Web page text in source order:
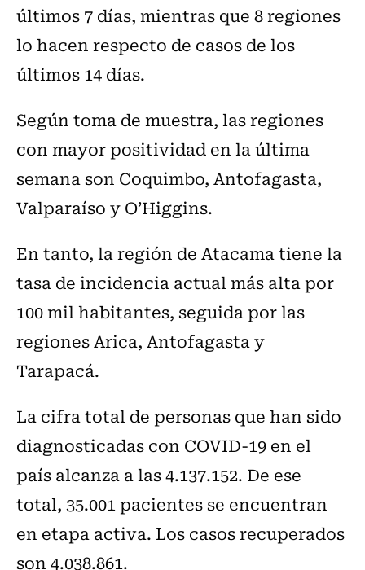
últimos 7 días, mientras que 8 regiones
lo hacen respecto de casos de los
últimos 14 días.
Según toma de muestra, las regiones
con mayor positividad en la última
semana son Coquimbo, Antofagasta,
Valparaíso y O’Higgins.
En tanto, la región de Atacama tiene la
tasa de incidencia actual más alta por
100 mil habitantes, seguida por las
regiones Arica, Antofagasta y
Tarapacá.
La cifra total de personas que han sido
diagnosticadas con COVID-19 en el
país alcanza a las 4.137.152. De ese
total, 35.001 pacientes se encuentran
en etapa activa. Los casos recuperados
son 4.038.861.